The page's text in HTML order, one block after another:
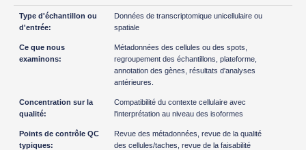
Données de transcriptomique unicellulaire ou
spatiale
Métadonnées des cellules ou des spots,
regroupement des échantillons, plateforme,
annotation des gènes, résultats d'analyses
antérieures.
Compatibilité du contexte cellulaire avec
l'interprétation au niveau des isoformes
Revue des métadonnées, revue de la qualité
des cellules/taches, revue de la faisabilité